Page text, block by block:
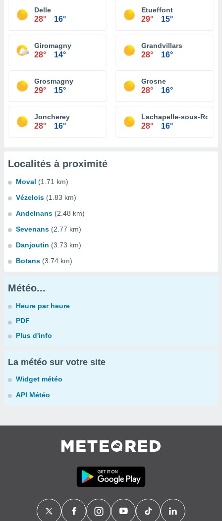
Delle
28° 16°
Etueffont
29° 15°
Giromagny
28° 14°
Grandvillars
28° 16°
Grosmagny
29° 15°
Grosne
28° 16°
Joncherey
28° 16°
Lachapelle-sous-
28° 16°
Localités à proximité
Moval (1.71 km)
Vézelois (1.83 km)
Andelnans (2.48 km)
Sevenans (2.77 km)
Danjoutin (3.73 km)
Botans (3.74 km)
Météo...
Heure par heure
PDF
Plus d'info
La météo sur votre site
Widget météo
API Météo